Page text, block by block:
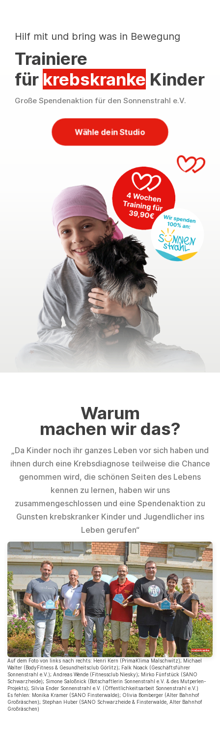
Hilf mit und bring was in Bewegung
Trainiere
für krebskranke Kinder
Große Spendenaktion für den Sonnenstrahl e.V.
Wähle dein Studio
Warum
machen wir das?
„Da Kinder noch ihr ganzes Leben vor sich haben und
ihnen durch eine Krebsdiagnose teilweise die Chance
genommen wird, die schönen Seiten des Lebens
kennen zu lernen, haben wir uns
zusammengeschlossen und eine Spendenaktion zu
Gunsten krebskranker Kinder und Jugendlicher ins
Leben gerufen“
Auf dem Foto von links nach rechts: Henri Kern (PrimaKlima Malschwitz); Michael
Walter (BodyFitness & Gesundheitsclub Görlitz); Falk Noack (Geschäftsführer
Sonnenstrahl e.V.); Andreas Wende (Fitnessclub Niesky); Mirko Fünfstück (SANO
Schwarzheide); Simone Saloßnick (Botschaftlerin Sonnenstrahl e.V. & des Mutperlen-
Projekts); Silvia Ender Sonnenstrahl e.V. (Öffentlichkeitsarbeit Sonnenstrahl e.V.)
Es fehlen: Monika Kramer (SANO Finsterwalde); Olivia Bomberger (Alter Bahnhof
Großräschen); Stephan Huber (SANO Schwarzheide & Finsterwalde, Alter Bahnhof
Großräschen)